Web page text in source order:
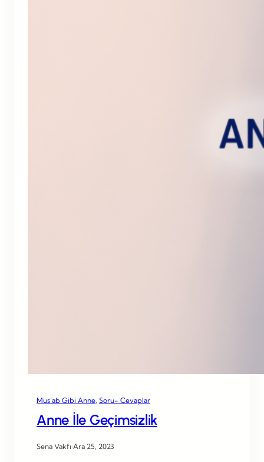
Mus’ab Gibi Anne Soru- Cevaplar
Anne İle Geçimsizlik
Sena Vakfı·Ara 25, 2023